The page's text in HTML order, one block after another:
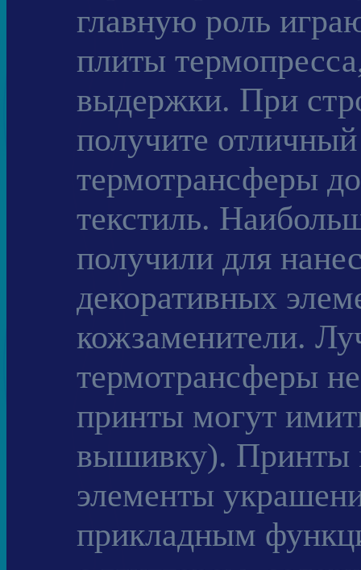
главную роль
плиты
выдержки. При
получите
термотрансферы
текстиль.
получили для
декоративных
кожзаменители.
термотрансферы
принты могут
вышивку). Принты
элементы
прикладным